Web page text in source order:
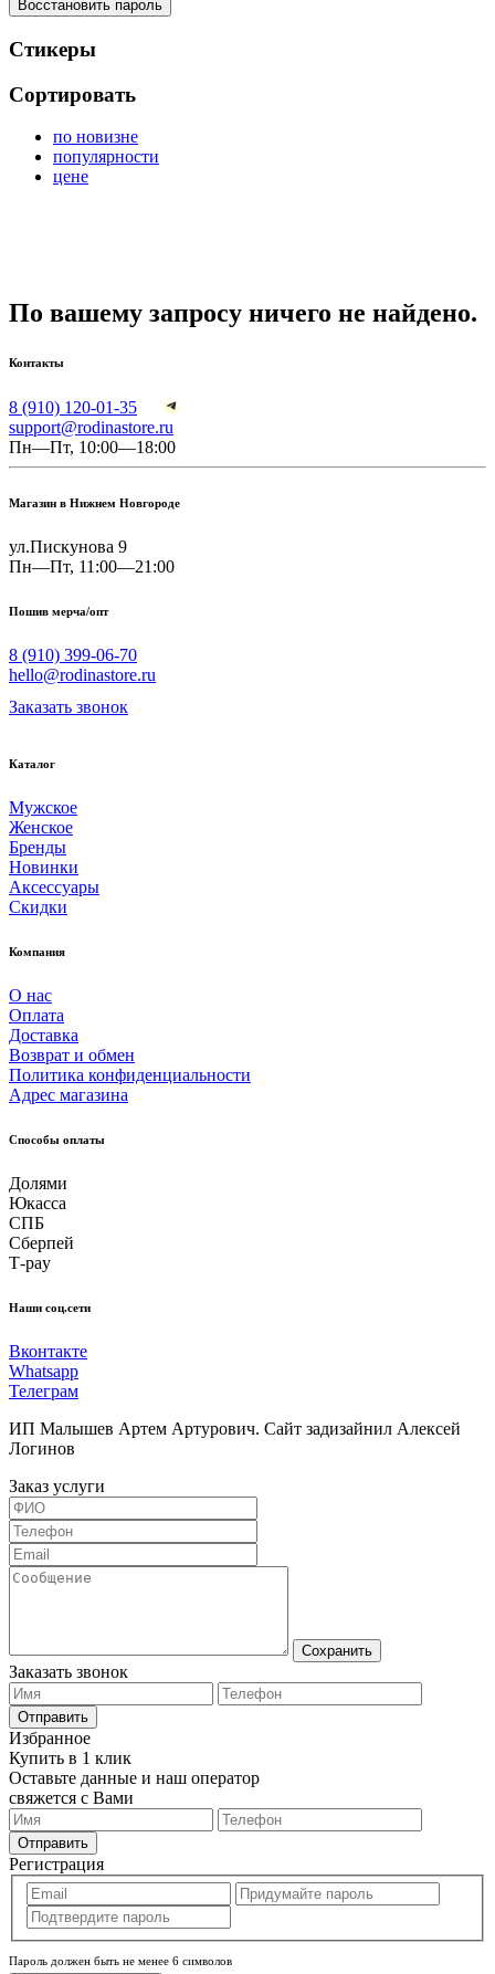
Восстановить пароль
Стикеры
Сортировать
по новизне
популярности
цене
По вашему запросу ничего не найдено.
Контакты
8 (910) 120-01-35
support@rodinastore.ru
Пн—Пт, 10:00—18:00
Магазин в Нижнем Новгороде
ул.Пискунова 9
Пн—Пт, 11:00—21:00
Пошив мерча/опт
8 (910) 399-06-70
hello@rodinastore.ru
Заказать звонок
Каталог
Мужское
Женское
Бренды
Новинки
Аксессуары
Скидки
Компания
О нас
Оплата
Доставка
Возврат и обмен
Политика конфиденциальности
Адрес магазина
Способы оплаты
Долями
Юкасса
СПБ
Сберпей
Т-pay
Наши соц.сети
Вконтакте
Whatsapp
Телеграм
ИП Малышев Артем Артурович. Сайт задизайнил Алексей
Логинов
Заказ услуги
Сохранить
Заказать звонок
Отправить
Избранное
Купить в 1 клик
Оставьте данные и наш оператор
свяжется с Вами
Отправить
Регистрация
Пароль должен быть не менее 6 символов